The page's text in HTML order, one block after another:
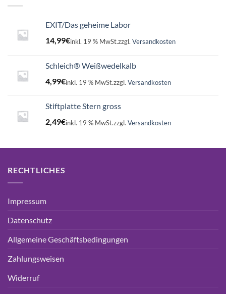
EXIT/Das geheime Labor
14,99€inkl. 19 % MwSt.zzgl. Versandkosten
Schleich® Weißwedelkalb
4,99€inkl. 19 % MwSt.zzgl. Versandkosten
Stiftplatte Stern gross
2,49€inkl. 19 % MwSt.zzgl. Versandkosten
RECHTLICHES
Impressum
Datenschutz
Allgemeine Geschäftsbedingungen
Zahlungsweisen
Widerruf